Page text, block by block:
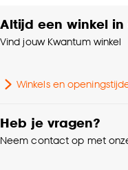
cookieverklaring .
Kleurtint
Wasvoorschriften
Altijd een winkel
Vind jouw Kwantum winkel
Winkels en
Heb je vragen?
Neem contact op met